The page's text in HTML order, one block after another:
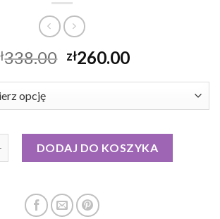
338.00 zł260.00
DODAJ DO KOSZYKA